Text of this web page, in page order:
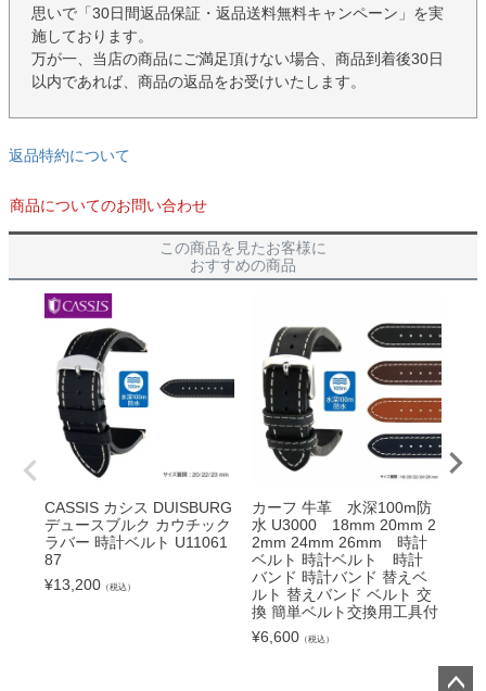
思いで「30日間返品保証・返品送料無料キャンペーン」を実
施しております。
万が一、当店の商品にご満足頂けない場合、商品到着後30日
以内であれば、商品の返品をお受けいたします。
返品特約について
商品についてのお問い合わせ
この商品を見たお客様に
おすすめの商品
CASSIS カシス DUISBURG
デュースブルク カウチック
ラバー 時計ベルト U11061
87
¥13,200 （税込）
カーフ 牛革 水深100m防
水 U3000 18mm 20mm 2
2mm 24mm 26mm 時計
ベルト 時計ベルト 時計
バンド 時計バンド 替えベ
ルト 替えバンド ベルト 交
換 簡単ベルト交換用工具付
¥6,600 （税込）